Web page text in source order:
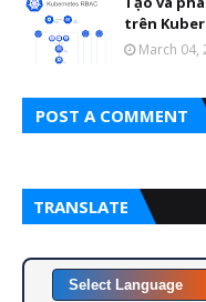
trên
March 04,
POST A COMMENT
TRANSLATE